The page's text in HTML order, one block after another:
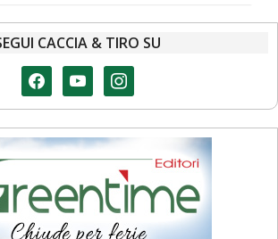
CACCIA & TIRO SU
facebookyoutubeinstagram